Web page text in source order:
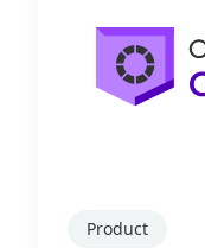
Product